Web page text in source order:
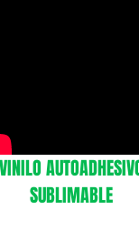
VINILO
SUBLIMABLE